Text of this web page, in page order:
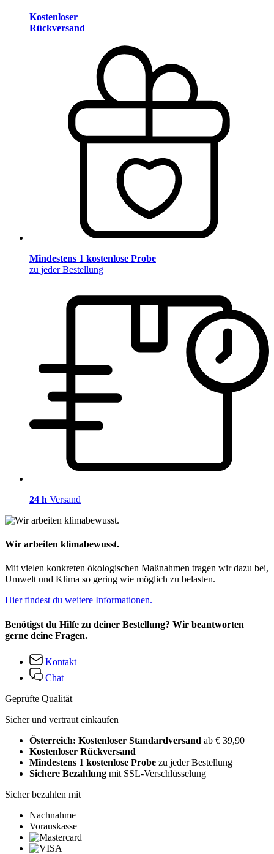
Kostenloser
Rückversand
Mindestens 1 kostenlose Probe
zu jeder Bestellung
24 h Versand
Wir arbeiten klimabewusst.
Mit vielen konkreten ökologischen Maßnahmen tragen wir dazu bei,
Umwelt und Klima so gering wie möglich zu belasten.
Hier findest du weitere Informationen.
Benötigst du Hilfe zu deiner Bestellung? Wir beantworten
gerne deine Fragen.
Kontakt
Chat
Geprüfte Qualität
Sicher und vertraut einkaufen
Österreich: Kostenloser Standardversand ab € 39,90
Kostenloser Rückversand
Mindestens 1 kostenlose Probe zu jeder Bestellung
Sichere Bezahlung mit SSL-Verschlüsselung
Sicher bezahlen mit
Nachnahme
Vorauskasse